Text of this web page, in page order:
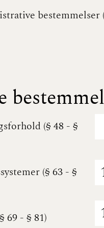
bestemmelser
(§ 48 - §
(§ 63 - §
69 - § 81)